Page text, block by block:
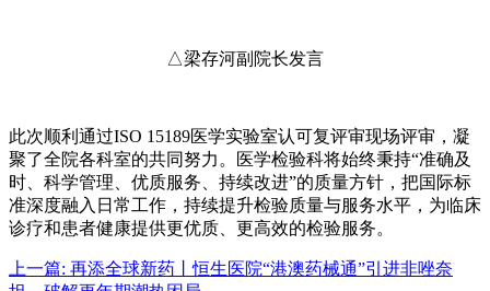
△梁存河副院长发言
此次顺利通过ISO 15189医学实验室认可复评审现场评审，凝
聚了全院各科室的共同努力。医学检验科将始终秉持“准确及
时、科学管理、优质服务、持续改进”的质量方针，把国际标
准深度融入日常工作，持续提升检验质量与服务水平，为临床
诊疗和患者健康提供更优质、更高效的检验服务。
上一篇: 再添全球新药丨恒生医院“港澳药械通”引进非唑奈